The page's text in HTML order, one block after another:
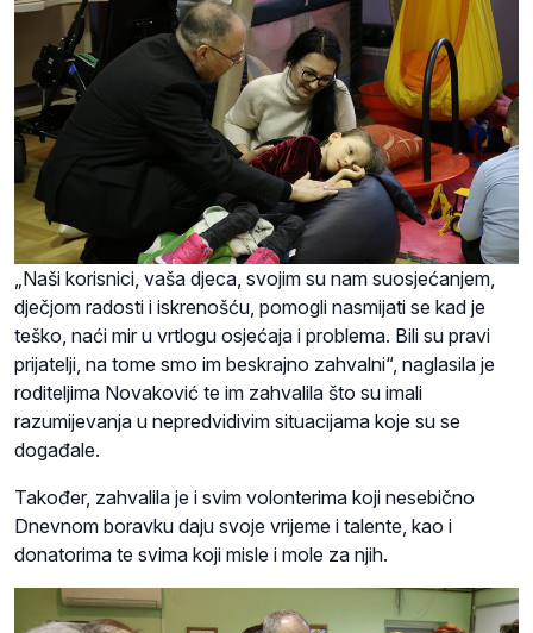
„Naši korisnici, vaša djeca, svojim su nam suosjećanjem,
dječjom radosti i iskrenošću, pomogli nasmijati se kad je
teško, naći mir u vrtlogu osjećaja i problema. Bili su pravi
prijatelji, na tome smo im beskrajno zahvalni“, naglasila je
roditeljima Novaković te im zahvalila što su imali
razumijevanja u nepredvidivim situacijama koje su se
događale.
Također, zahvalila je i svim volonterima koji nesebično
Dnevnom boravku daju svoje vrijeme i talente, kao i
donatorima te svima koji misle i mole za njih.